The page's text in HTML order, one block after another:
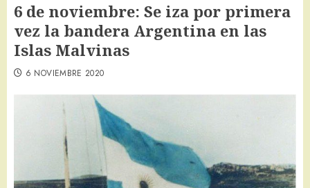
6 de noviembre: Se iza por primera
vez la bandera Argentina en las
Islas Malvinas
6 NOVIEMBRE 2020